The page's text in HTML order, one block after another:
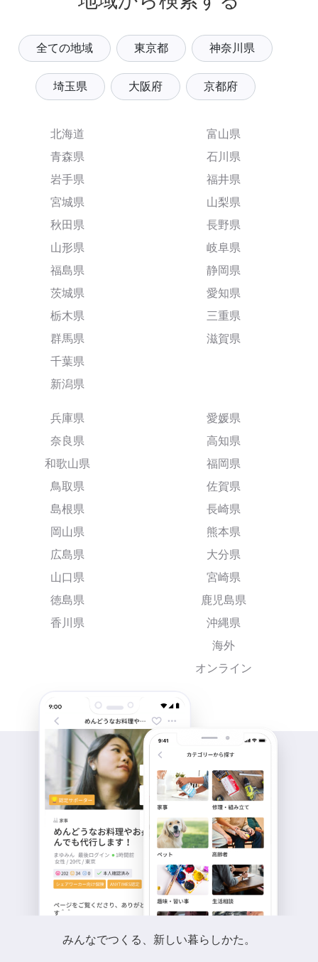
全ての地域 東京都 神奈川県
埼玉県 大阪府 京都府
北海道
青森県
岩手県
宮城県
秋田県
山形県
福島県
茨城県
栃木県
群馬県
千葉県
新潟県
富山県
石川県
福井県
山梨県
長野県
岐阜県
静岡県
愛知県
三重県
滋賀県
兵庫県
奈良県
和歌山県
鳥取県
島根県
岡山県
広島県
山口県
徳島県
香川県
愛媛県
高知県
福岡県
佐賀県
長崎県
熊本県
大分県
宮崎県
鹿児島県
沖縄県
海外
オンライン
みんなでつくる、新しい暮らしかた。